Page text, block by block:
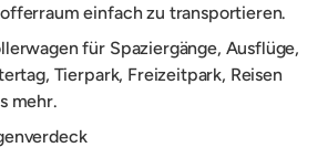
einfach zu transportieren.
für Spaziergänge, Ausflüge,
Tierpark, Freizeitpark, Reisen
mehr.